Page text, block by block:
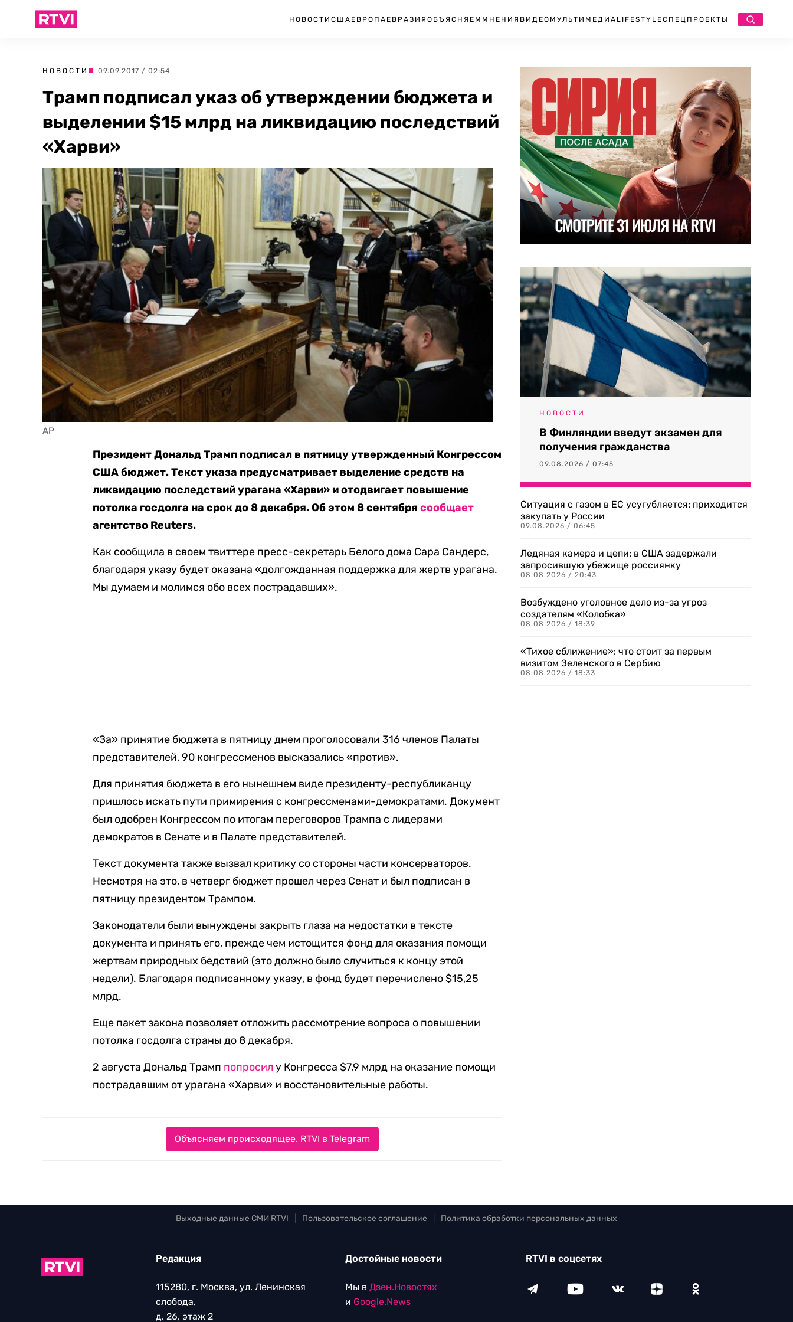
НОВОСТИ США ЕВРОПА ЕВРАЗИЯ ОБЪЯСНЯЕМ МНЕНИЯ ВИДЕО МУЛЬТИМЕДИА LIFESTYLEСПЕЦПРОЕКТЫ
НОВОСТИ | 09.09.2017 / 02:54
Трамп подписал указ об утверждении бюджета и
выделении $15 млрд на ликвидацию последствий
«Харви»
AP
Президент Дональд Трамп подписал в пятницу утвержденный Конгрессом
США бюджет. Текст указа предусматривает выделение средств на
ликвидацию последствий урагана «Харви» и отодвигает повышение
потолка госдолга на срок до 8 декабря. Об этом 8 сентябрясообщает
агентство Reuters.
Как сообщила в своем твиттере пресс-секретарь Белого дома Сара Сандерс,
благодаря указу будет оказана «долгожданная поддержка для жертв урагана.
Мы думаем и молимся обо всех пострадавших».
«За» принятие бюджета в пятницу днем проголосовали 316 членов Палаты
представителей, 90 конгрессменов высказались «против».
Для принятия бюджета в его нынешнем виде президенту-республиканцу
пришлось искать пути примирения с конгрессменами-демократами. Документ
был одобрен Конгрессом по итогам переговоров Трампа с лидерами
демократов в Сенате и в Палате представителей.
Текст документа также вызвал критику со стороны части консерваторов.
Несмотря на это, в четверг бюджет прошел через Сенат и был подписан в
пятницу президентом Трампом.
Законодатели были вынуждены закрыть глаза на недостатки в тексте
документа и принять его, прежде чем истощится фонд для оказания помощи
жертвам природных бедствий (это должно было случиться к концу этой
недели). Благодаря подписанному указу, в фонд будет перечислено $15,25
млрд.
Еще пакет закона позволяет отложить рассмотрение вопроса о повышении
потолка госдолга страны до 8 декабря.
2 августа Дональд Трамп попросил у Конгресса $7,9 млрд на оказание помощи
пострадавшим от урагана «Харви» и восстановительные работы.
Объясняем происходящее. RTVI в Telegram
НОВОСТИ
В Финляндии введут экзамен для
получения гражданства
09.08.2026 / 07:45
Ситуация с газом в ЕС усугубляется: приходится
закупать у России
09.08.2026 / 06:45
Ледяная камера и цепи: в США задержали
запросившую убежище россиянку
08.08.2026 / 20:43
Возбуждено уголовное дело из-за угроз
создателям «Колобка»
08.08.2026 / 18:39
«Тихое сближение»: что стоит за первым
визитом Зеленского в Сербию
08.08.2026 / 18:33
Выходные данные СМИ RTVI Пользовательское соглашение Политика обработки персональных данных
Редакция
115280, г. Москва, ул. Ленинская
слобода,
д. 26, этаж 2
Достойные новости
Мы в Дзен.Новостях
и Google.News
RTVI в соцсетях